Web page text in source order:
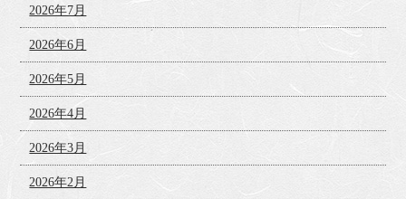
2026年7月
2026年6月
2026年5月
2026年4月
2026年3月
2026年2月